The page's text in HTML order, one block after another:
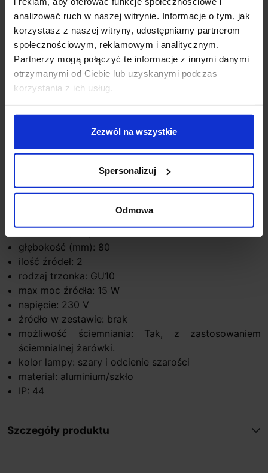
analizować ruch w naszej witrynie. Informacje o tym, jak
korzystasz z naszej witryny, udostępniamy partnerom
społecznościowym, reklamowym i analitycznym.
Partnerzy mogą połączyć te informacje z innymi danymi
otrzymanymi od Ciebie lub uzyskanymi podczas
korzystania z ich usług.
Zezwól na wszystkie
Spersonalizuj
Odmowa
Opis
Kinkiet zewnętrzny Lutec MARBO
geometryczne. Światło skierowane w górę i w dół
umożliwia tworzenie charakterystycznych wzorów
świetlnych wokół budynku. Kolor ciemny szary, źródłem
Parametry techniczne:
głębokość (mm): 80
ilość źródeł: 2
rodzaj trzonka: GU10
max moc źródła: 15 W
napięcie: 230 V
źródło w zestawie: brak
możliwość ściemniania: Tak, z zastosowaniem
ściemnialnej żarówki.
kolor lampy: szary i odcienie szarości
materiał: aluminium/szkło
IP: 44
Szczegóły produktu